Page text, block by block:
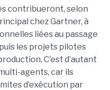
contribueront, selon
chez Gartner, à
liées au passage
les projets pilotes
C’est d’autant
agents, car ils
d’exécution par